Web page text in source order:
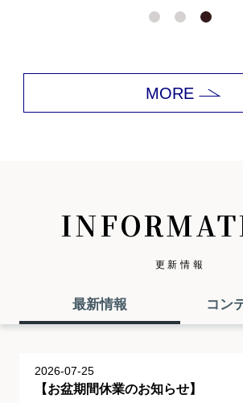
MORE
更新情報
最新情報 コン
2026-07-25
【お盆期間休業のお知らせ】